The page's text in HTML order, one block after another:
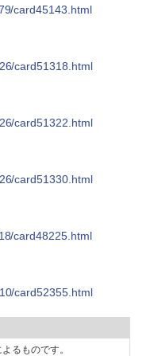
card45143.html
card51318.html
card51322.html
card51330.html
card48225.html
card52355.html
るものです。